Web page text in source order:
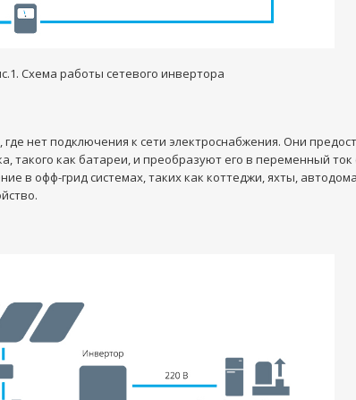
Схема работы сетевого инвертора
нет подключения к сети электроснабжения. Они
как батареи, и преобразуют его в переменный ток
офф-грид системах, таких как коттеджи, яхты,